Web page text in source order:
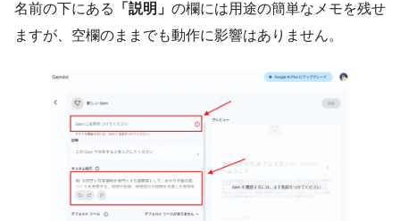
名前の下にある 「説明」 の欄には用途の簡単なメモを残せ
ますが、空欄のままでも動作に影響はありません。